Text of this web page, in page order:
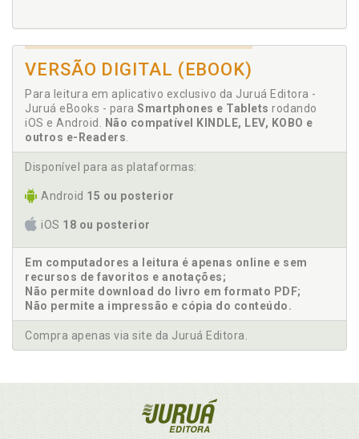
VERSÃO DIGITAL (EBOOK)
Para leitura em aplicativo exclusivo da Juruá Editora -
Juruá eBooks - para Smartphones e Tablets rodando
iOS e Android.
Não compatível KINDLE, LEV, KOBO e
outros e-Readers
Disponível para as plataformas:
Android 15 ou posterior
iOS 18 ou posterior
Em computadores a leitura é apenas online e sem
recursos de favoritos e anotações;
Não permite download do livro em formato PDF;
Não permite a impressão e cópia do conteúdo.
Compra apenas via site da Juruá Editora.